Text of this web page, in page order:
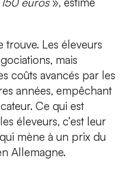
trouve. Les éleveurs
mais
coûts avancés par les
années, empêchant
Ce qui est
éleveurs, c’est leur
mène à un prix du
Allemagne.